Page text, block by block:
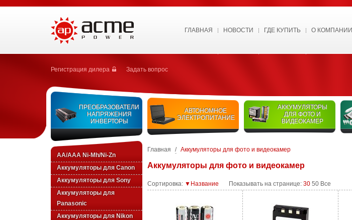
ГЛАВНАЯ НОВОСТИ ГДЕ КУПИТЬ О КОМПАНИИ
Регистрация дилера Задать вопрос
ПРЕОБРАЗОВАТЕЛИ
НАПРЯЖЕНИЯ
ИНВЕРТОРЫ
АВТОНОМНОЕ
ЭЛЕКТРОПИТАНИЕ
АККУМУЛЯТОРЫ
ДЛЯ ФОТО И
ВИДЕОКАМЕР
AA/AAA Ni-Mh/Ni-Zn
Аккумуляторы для Canon
Аккумуляторы для Sony
Аккумуляторы для
Panasonic
Аккумуляторы для Nikon
Главная / Аккумуляторы для фото и видеокамер
Аккумуляторы для фото и видеокамер
Сортировка: ▼Название Показывать на странице: 30 50 Все